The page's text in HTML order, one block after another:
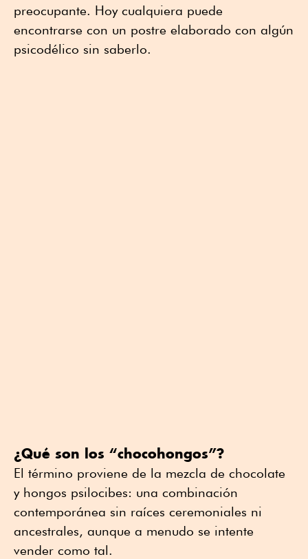
preocupante. Hoy cualquiera puede
encontrarse con un postre elaborado con algún
psicodélico sin saberlo.
¿Qué son los “chocohongos”?
El término proviene de la mezcla de chocolate
y hongos psilocibes: una combinación
contemporánea sin raíces ceremoniales ni
ancestrales, aunque a menudo se intente
vender como tal.